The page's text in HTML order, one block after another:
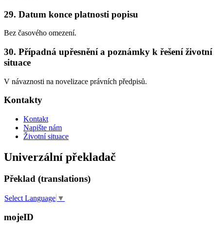
29. Datum konce platnosti popisu
Bez časového omezení.
30. Případná upřesnění a poznámky k řešení životní
situace
V návaznosti na novelizace právních předpisů.
Kontakty
Kontakt
Napište nám
Životní situace
Univerzální překladač
Překlad (translations)
Select Language ▼
mojeID